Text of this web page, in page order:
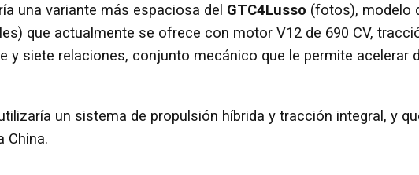
una variante más espaciosa del GTC4Lusso (fotos), modelo
que actualmente se ofrece con motor V12 de 690 CV,
y siete relaciones, conjunto mecánico que le permite acelerar
un sistema de propulsión híbrida y tracción integral, y
China.